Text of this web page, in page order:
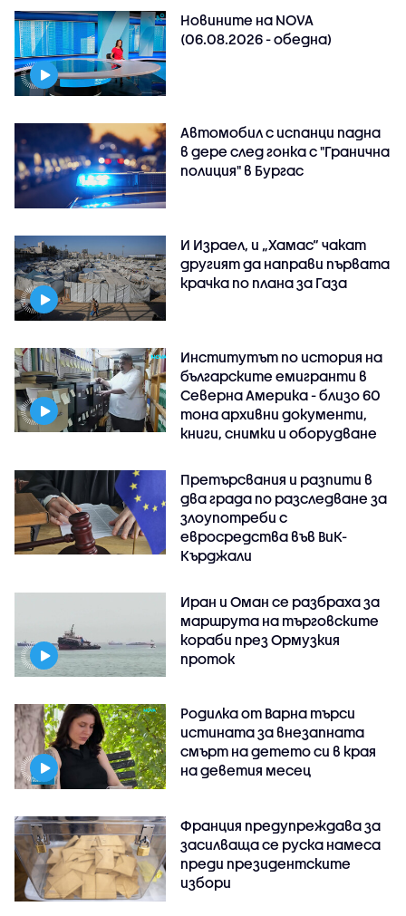
Новините на NOVA
(06.08.2026 - обедна)
Автомобил с испанци падна
в дере след гонка с "Гранична
полиция" в Бургас
И Израел, и „Хамас“ чакат
другият да направи първата
крачка по плана за Газа
Институтът по история на
българските емигранти в
Северна Америка - близо 60
тона архивни документи,
книги, снимки и оборудване
Претърсвания и разпити в
два града по разследване за
злоупотреби с
евросредства във ВиК-
Кърджали
Иран и Оман се разбраха за
маршрута на търговските
кораби през Ормузкия
проток
Родилка от Варна търси
истината за внезапната
смърт на детето си в края
на деветия месец
Франция предупреждава за
засилваща се руска намеса
преди президентските
избори